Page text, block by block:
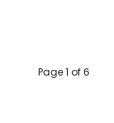
Page 1 of 6